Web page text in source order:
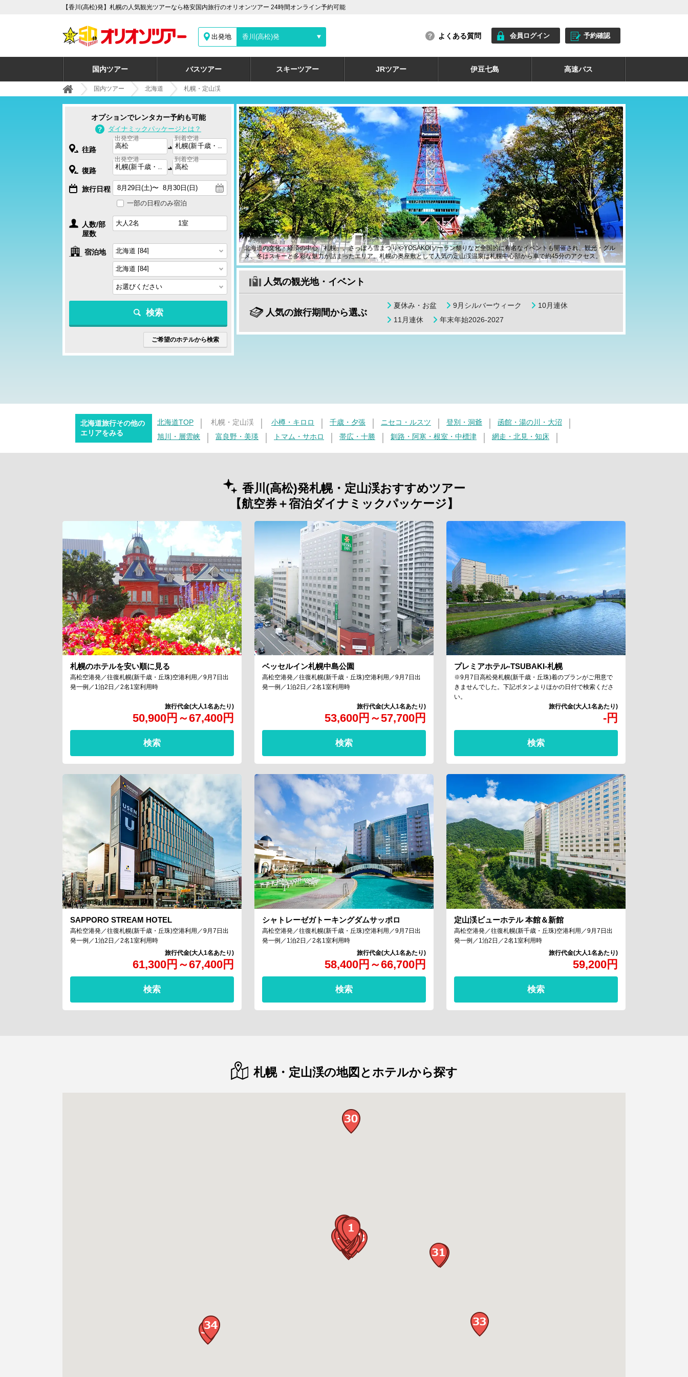
【香川(高松)発】札幌の人気観光ツアーなら格安国内旅行のオリオンツアー 24時間オンライン予約可能
出発地 香川(高松)発 よくある質問 会員ログイン 予約確認
国内ツアー バスツアー スキーツアー JRツアー 伊豆七島 高速バス
国内ツアー 北海道 札幌・定山渓
北海道の文化・経済の中心「札幌」。さっぽろ雪まつりやYOSAKOIソーラン祭りなど全国的に有名なイベントも開催され、観光・グル
メ、冬はスキーと多彩な魅力が詰まったエリア。札幌の奥座敷として人気の定山渓温泉は札幌中心部から車で約45分のアクセス。
人気の観光地・イベント
人気の旅行期間から選ぶ
夏休み・お盆 9月シルバーウィーク
10月連休
11月連休
年末年始2026-2027
オプションでレンタカー予約も可能
ダイナミックパッケージとは？
往路
出発空港 到着空港
復路
出発空港 到着空港
旅行日程
一部の日程のみ宿泊
人数/部
屋数
宿泊地
検索
ご希望のホテルから検索
北海道旅行その他の
エリアをみる
北海道TOP 札幌・定山渓 小樽・キロロ 千歳・夕張 ニセコ・ルスツ 登別・洞爺
函館・湯の川・大沼
旭川・層雲峡
富良野・美瑛 トマム・サホロ 帯広・十勝 釧路・阿寒・根室・中標津 網走・北見・知床
香川(高松)発札幌・定山渓おすすめツアー
【航空券＋宿泊ダイナミックパッケージ】
札幌のホテルを安い順に見る
50,900円 ～67,400円
高松空港発／往復札幌(新千歳・丘珠)空港利用／9月7日出
発一例／1泊2日／2名1室利用時
検索
ベッセルイン札幌中島公園
53,600円 ～57,700円
高松空港発／往復札幌(新千歳・丘珠)空港利用／9月7日出
発一例／1泊2日／2名1室利用時
検索
プレミアホテル-TSUBAKI-札幌
-円
※9月7日高松発札幌(新千歳・丘珠)着のプランがご用意で
きませんでした。下記ボタンよりほかの日付で検索くださ
い。
検索
SAPPORO STREAM HOTEL
61,300円 ～67,400円
高松空港発／往復札幌(新千歳・丘珠)空港利用／9月7日出
発一例／1泊2日／2名1室利用時
検索
シャトレーゼガトーキングダムサッポロ
58,400円 ～66,700円
高松空港発／往復札幌(新千歳・丘珠)空港利用／9月7日出
発一例／1泊2日／2名1室利用時
検索
定山渓ビューホテル 本館＆新館
59,200円
高松空港発／往復札幌(新千歳・丘珠)空港利用／9月7日出
発一例／1泊2日／2名1室利用時
検索
札幌・定山渓の地図とホテルから探す